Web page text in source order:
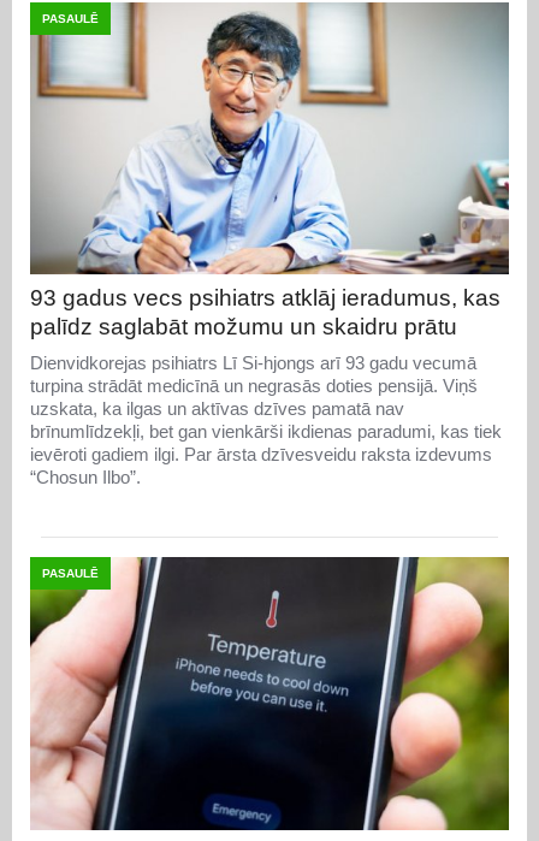
PASAULĒ
93 gadus vecs psihiatrs atklāj ieradumus, kas
palīdz saglabāt možumu un skaidru prātu
Dienvidkorejas psihiatrs Lī Si-hjongs arī 93 gadu vecumā
turpina strādāt medicīnā un negrasās doties pensijā. Viņš
uzskata, ka ilgas un aktīvas dzīves pamatā nav
brīnumlīdzekļi, bet gan vienkārši ikdienas paradumi, kas tiek
ievēroti gadiem ilgi. Par ārsta dzīvesveidu raksta izdevums
“Chosun Ilbo”.
PASAULĒ